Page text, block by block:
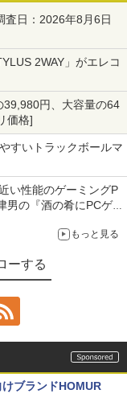
査日：2026年8月6日
2WAY」がエレコ
39,980円、大容量の64
価格]
すいトラックボールマ
い性能のゲーミングP
男の『酒の肴にPCゲ
もっと見る
ーする
ブランドHOMUR